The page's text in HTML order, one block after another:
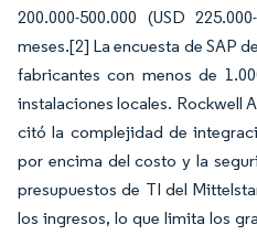
200.000-500.000 (USD
meses.[2] La encuesta de SAP
fabricantes con menos de
instalaciones locales. Rockwell
citó la complejidad de
por encima del costo y la
presupuestos de TI del
los ingresos, lo que limita los